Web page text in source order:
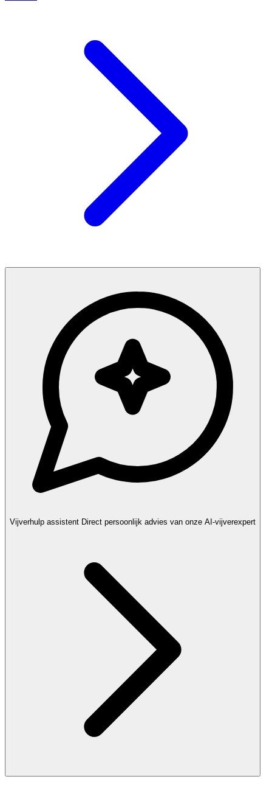
Vijverhulp assistent Direct persoonlijk advies van onze AI-vijverexpert